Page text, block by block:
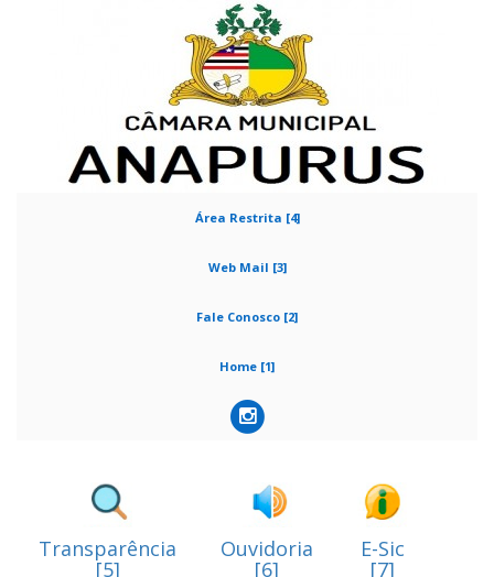
Área Restrita [4]
Web Mail [3]
Fale Conosco [2]
Home [1]
Transparência
[5]
Ouvidoria
[6]
E-Sic
[7]